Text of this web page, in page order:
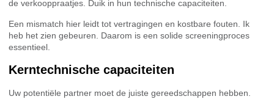
de verkooppraatjes. Duik in hun technische capaciteiten.
Een mismatch hier leidt tot vertragingen en kostbare fouten. Ik
heb het zien gebeuren. Daarom is een solide screeningproces
essentieel.
Kerntechnische capaciteiten
Uw potentiële partner moet de juiste gereedschappen hebben.